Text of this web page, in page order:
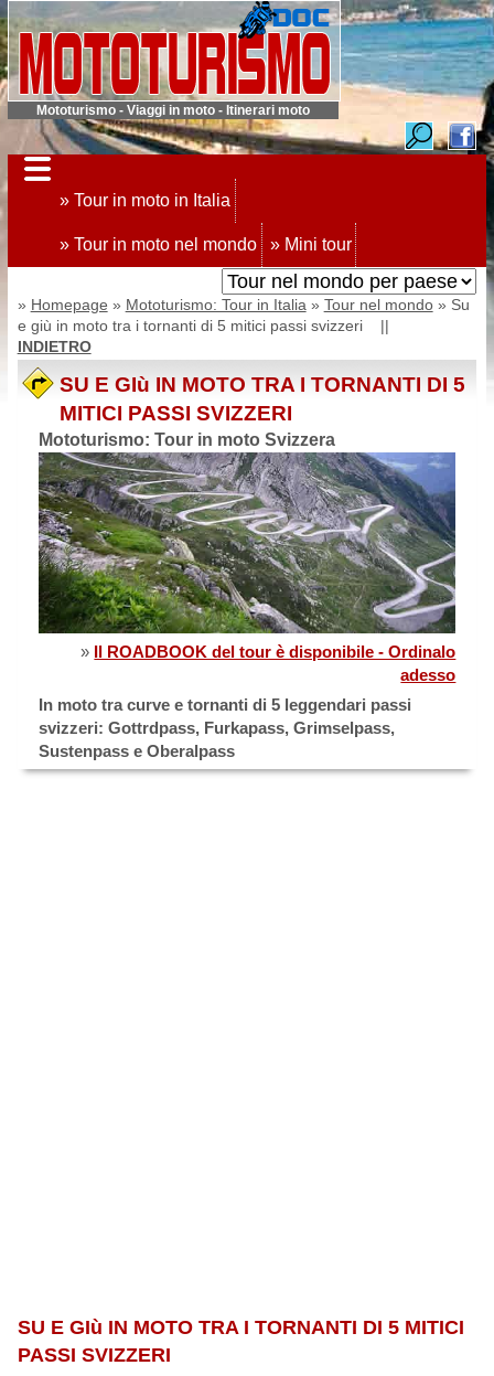
Mototurismo - Viaggi in moto - Itinerari moto
» Tour in moto in Italia
» Tour in moto nel mondo » Mini tour
» Homepage » Mototurismo: Tour in Italia » Tour nel mondo» Su
e giù in moto tra i tornanti di 5 mitici passi svizzeri ||
INDIETRO
SU E GIù IN MOTO TRA I TORNANTI DI 5
MITICI PASSI SVIZZERI
Mototurismo: Tour in moto Svizzera
» Il ROADBOOK del tour è disponibile - Ordinalo
adesso
In moto tra curve e tornanti di 5 leggendari passi
svizzeri: Gottrdpass, Furkapass, Grimselpass,
Sustenpass e Oberalpass
SU E GIù IN MOTO TRA I TORNANTI DI 5 MITICI
PASSI SVIZZERI